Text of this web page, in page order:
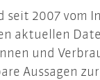
seit 2007 vom
aktuellen
und
Aussagen